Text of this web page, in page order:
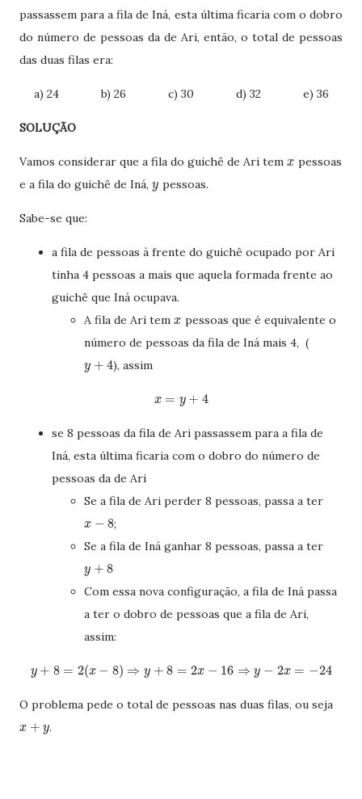
passassem para a fila de Iná, esta última ficaria com o dobro
do número de pessoas da de Ari, então, o total de pessoas
das duas filas era:
a) 24 b) 26 c) 30 d) 32 e) 36
SOLUÇÃO
Vamos considerar que a fila do guichê de Ari tem x pessoas
e a fila do guichê de Iná, y pessoas.
Sabe-se que:
a fila de pessoas à frente do guichê ocupado por Ari
tinha 4 pessoas a mais que aquela formada frente ao
guichê que Iná ocupava.
A fila de Ari tem x pessoas que é equivalente o
número de pessoas da fila de Iná mais 4, (
y + 4), assim
x = y + 4
se 8 pessoas da fila de Ari passassem para a fila de
Iná, esta última ficaria com o dobro do número de
pessoas da de Ari
Se a fila de Ari perder 8 pessoas, passa a ter
x − 8;
Se a fila de Iná ganhar 8 pessoas, passa a ter
y + 8
Com essa nova configuração, a fila de Iná passa
a ter o dobro de pessoas que a fila de Ari,
assim:
y + 8 = 2(x − 8) ⇒ y + 8 = 2x − 16 ⇒ y − 2x = −24
O problema pede o total de pessoas nas duas filas, ou seja
x + y.